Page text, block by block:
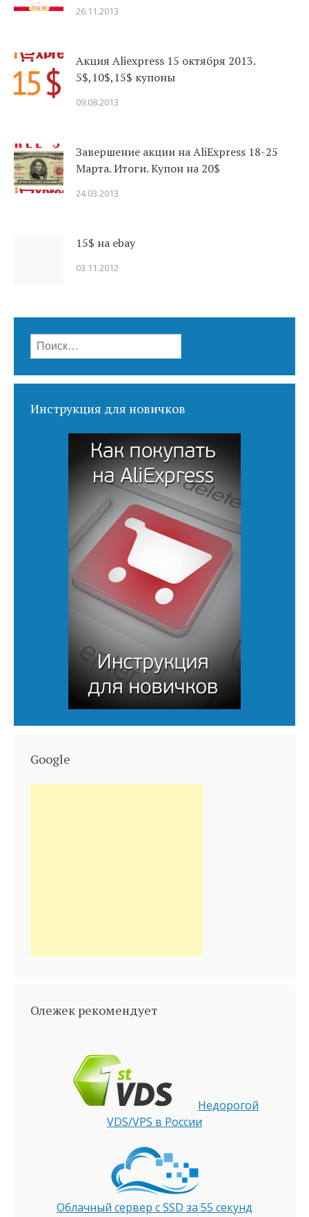
26.11.2013
Акция Aliexpress 15 октября 2013.
5$,10$,15$ купоны
09.08.2013
Завершение акции на AliExpress 18-25
Марта. Итоги. Купон на 20$
24.03.2013
15$ на ebay
03.11.2012
Найти:
Инструкция для новичков
Google
Олежек рекомендует
Недорогой
VDS/VPS в России
Облачный сервер с SSD за 55 секунд